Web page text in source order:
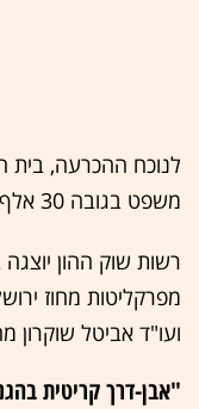
לנוכח ההכרעה,
משפט בגובה 30 אלף שקל.
רשות שוק ההון
מפרקליטות מחוז
ועו"ד אביטל שוקרון
"אבן-דרך קריטית